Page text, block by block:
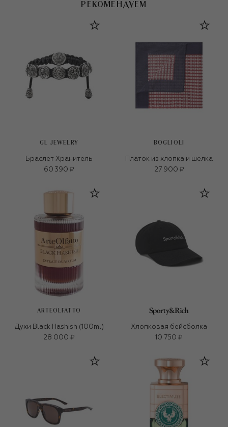
РЕКОМЕНДУЕМ
GL JEWELRY
Браслет Хранитель
60 390 ₽
BOGLIOLI
Платок из хлопка и шелка
27 900 ₽
ARTEOLFATTO
Духи Black Hashish (100ml)
28 000 ₽
Хлопковая бейсболка
10 750 ₽